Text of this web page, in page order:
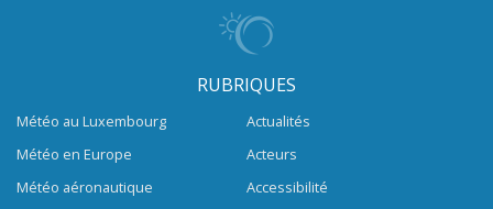
RUBRIQUES
Météo au Luxembourg
Météo en Europe
Météo aéronautique
Actualités
Acteurs
Accessibilité